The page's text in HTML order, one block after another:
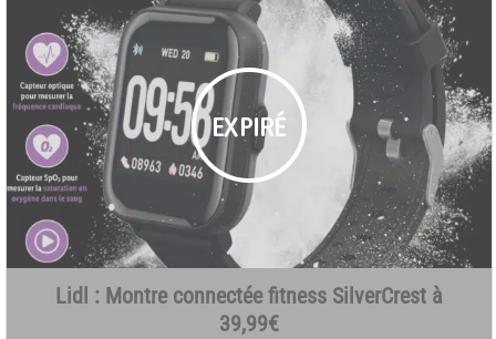
Lidl : Montre connectée fitness SilverCrest à
39,99€